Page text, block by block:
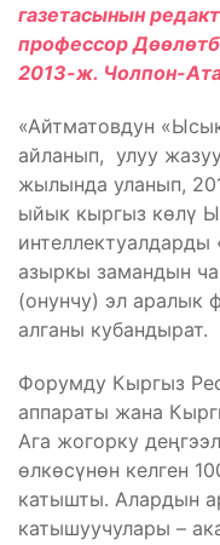
газетасынын
профессор
2013-ж. Чолпон-
«Айтматовдун
айланып, улуу
жылында уланып,
ыйык кыргыз көлү
азыркы замандын
(онунчу) эл аралык
алганы кубандырат.
Форумду Кыргыз
аппараты жана
Ага жогорку
өлкөсүнөн келген
катышты. Алардын
катышуучулары –